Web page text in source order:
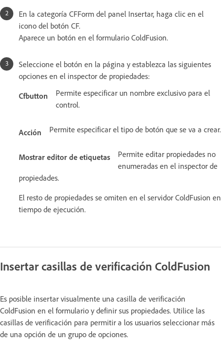
En la categoría CFForm del panel Insertar, haga clic en el
icono del botón CF.
Aparece un botón en el formulario ColdFusion.
Seleccione el botón en la página y establezca las siguientes
opciones en el inspector de propiedades:
Cfbutton
Permite especificar un nombre exclusivo para el
control.
Acción Permite especificar el tipo de botón que se va a crear.
Mostrar editor de etiquetas
Permite editar propiedades no
enumeradas en el inspector de
propiedades.
El resto de propiedades se omiten en el servidor ColdFusion en
tiempo de ejecución.
Insertar casillas de verificación ColdFusion
Es posible insertar visualmente una casilla de verificación
ColdFusion en el formulario y definir sus propiedades. Utilice las
casillas de verificación para permitir a los usuarios seleccionar más
de una opción de un grupo de opciones.